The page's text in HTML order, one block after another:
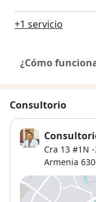
+1 servicio
¿Cómo
Consultorio
Cra 13 #1N
Armenia